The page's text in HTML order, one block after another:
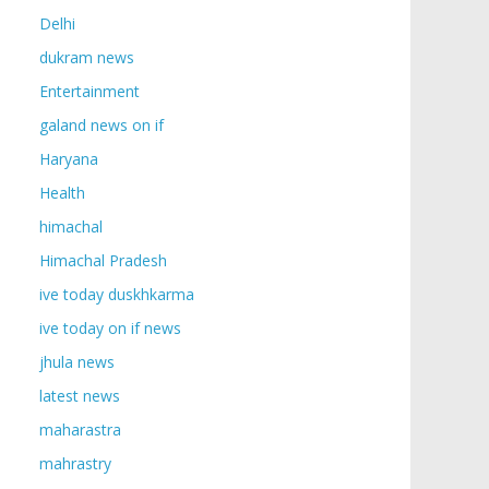
Delhi
dukram news
Entertainment
galand news on if
Haryana
Health
himachal
Himachal Pradesh
ive today duskhkarma
ive today on if news
jhula news
latest news
maharastra
mahrastry